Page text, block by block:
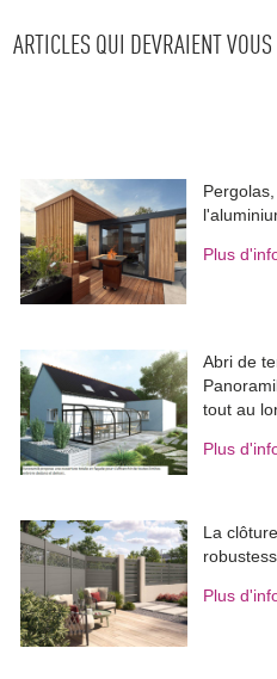
ARTICLES QUI DEVRAIENT
Plus
Abri de
tout au
Plus
La
Plus